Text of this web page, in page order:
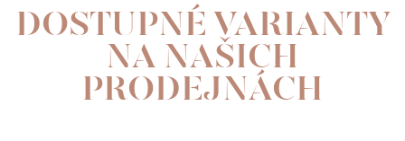
DOSTUPNÉ VARIANTY
NA NAŠICH
PRODEJNÁCH